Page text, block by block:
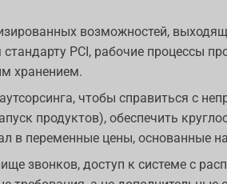
возможностей,
стандарту PCI, рабочие процессы
хранением.
чтобы справиться с
продуктов), обеспечить
в переменные цены, основанные
звонков, доступ к системе с